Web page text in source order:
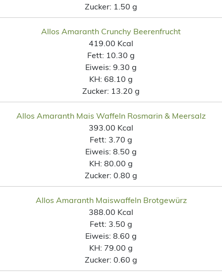
Zucker: 1.50 g
Allos Amaranth Crunchy Beerenfrucht
419.00 Kcal
Fett: 10.30 g
Eiweis: 9.30 g
KH: 68.10 g
Zucker: 13.20 g
Allos Amaranth Mais Waffeln Rosmarin & Meersalz
393.00 Kcal
Fett: 3.70 g
Eiweis: 8.50 g
KH: 80.00 g
Zucker: 0.80 g
Allos Amaranth Maiswaffeln Brotgewürz
388.00 Kcal
Fett: 3.50 g
Eiweis: 8.60 g
KH: 79.00 g
Zucker: 0.60 g